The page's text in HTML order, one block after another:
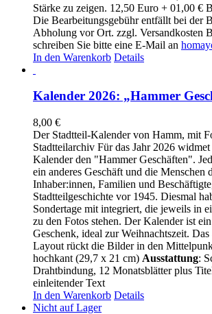
Stärke zu zeigen. 12,50 Euro + 01,00 €
Die Bearbeitungsgebühr entfällt bei der
Abholung vor Ort. zzgl. Versandkosten
schreiben Sie bitte eine E-Mail an
In den Warenkorb Details
Kalender 2026: „Hammer
8,00 €
Der Stadtteil-Kalender von Hamm, mit
Stadtteilarchiv Für das Jahr 2026
Kalender den "Hammer Geschäften".
ein anderes Geschäft und die Menschen
Inhaber:innen, Familien und
Stadtteilgeschichte vor 1945. Diesmal
Sondertage mit integriert, die jeweils in
zu den Fotos stehen. Der Kalender ist
Geschenk, ideal zur Weihnachtszeit.
Layout rückt die Bilder in den
hochkant (29,7 x 21 cm) Ausstattung:
Drahtbindung, 12 Monatsblätter plus
einleitender Text
In den Warenkorb Details
Nicht auf Lager